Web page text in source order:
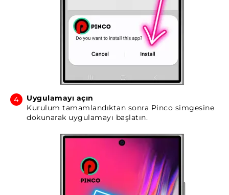
Uygulamayı açın
Kurulum tamamlandıktan sonra Pinco simgesine
dokunarak uygulamayı başlatın.